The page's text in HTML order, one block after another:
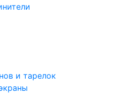
и тарелок